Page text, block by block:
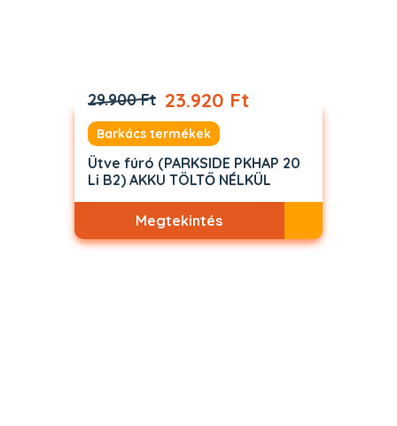
29.900 Ft 23.920 Ft
Barkács termékek
Ütve fúró (PARKSIDE PKHAP 20
Li B2) AKKU TÖLTŐ NÉLKÜL
Megtekintés